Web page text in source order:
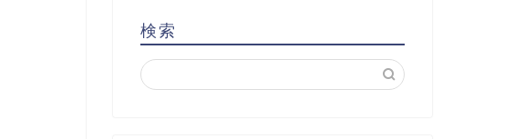
検索